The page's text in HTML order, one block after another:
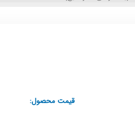
قیمت محصول: